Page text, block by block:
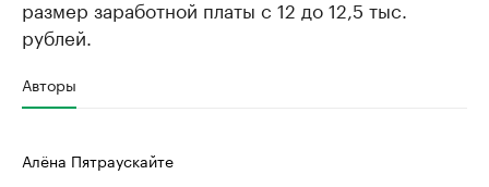
размер заработной платы с 12 до 12,5 тыс.
рублей.
Авторы
Алёна Пятраускайте